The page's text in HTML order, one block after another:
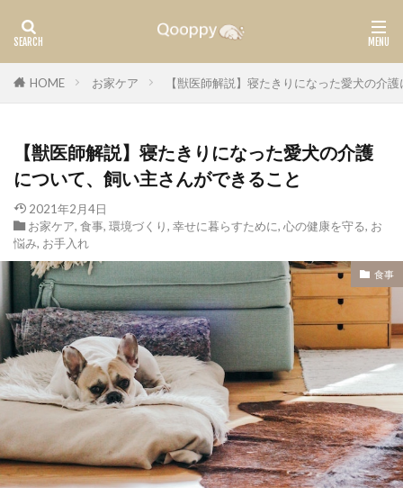
HOME お家ケア 【獣医師解説】寝たきりになった愛犬の介
【獣医師解説】寝たきりになった愛犬の介護
について、飼い主さんができること
2021年2月4日
お家ケア, 食事, 環境づくり, 幸せに暮らすために, 心の健康を守る, お
悩み, お手入れ
食事
カテゴリー
タグ
腫瘍 ガン
検索